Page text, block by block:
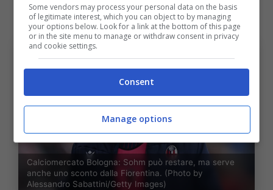
dell’allenatore.
Calciomercato Bologna: Sohm può restare, ma serve
anche uno sconto dalla Fiorentina. (Photo by
Alessandro Sabattini/Getty Images)
Some vendors may process your personal data on the basis
of legitimate interest, which you can object to by managing
your options below. Look for a link at the bottom of this page
or in the site menu to manage or withdraw consent in privacy
and cookie settings.
Consent
Manage options